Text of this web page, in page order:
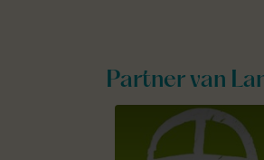
Partner van